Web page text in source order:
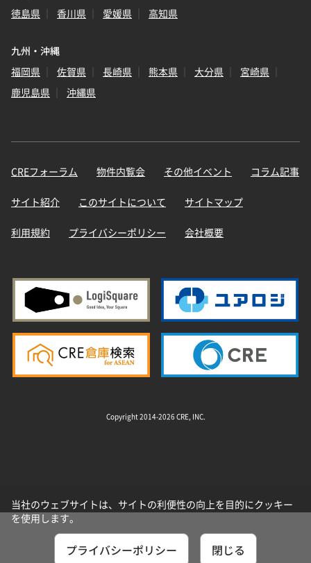
徳島県
香川県 愛媛県 高知県
九州・沖縄
福岡県
佐賀県 長崎県 熊本県 大分県
宮崎県
鹿児島県
沖縄県
CREフォーラム 物件内覧会 その他イベント コラム記事
サイト紹介 このサイトについて サイトマップ
利用規約 プライバシーポリシー 会社概要
Copyright 2014-2026 CRE, INC.
当社のウェブサイトは、サイトの利便性の向上を目的にクッキー
を使用します。
プライバシーポリシー 閉じる